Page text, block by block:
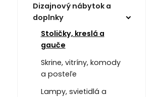
Dizajnový nábytok a
doplnky
Stoličky, kreslá a
gauče
Skrine, vitríny, komody
a posteľe
Lampy, svietidlá a